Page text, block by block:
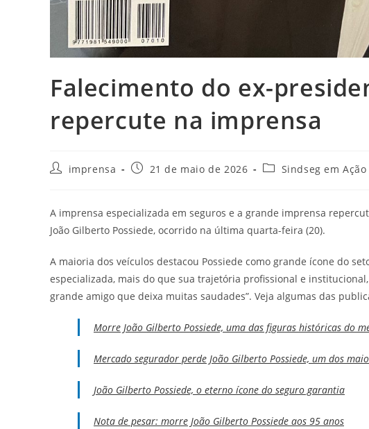
Falecimento do ex-
repercute na imprensa
imprensa 21 de maio de 2026 Sindseg em Ação
A imprensa especializada em seguros e a grande imprensa
João Gilberto Possiede, ocorrido na última quarta-feira (20).
A maioria dos veículos destacou Possiede como grande ícone do
especializada, mais do que sua trajetória profissional e
grande amigo que deixa muitas saudades”. Veja algumas das
Morre João Gilberto Possiede, uma das figuras históricas do
Mercado segurador perde João Gilberto Possiede, um dos
João Gilberto Possiede, o eterno ícone do seguro garantia
Nota de pesar: morre João Gilberto Possiede aos 95 anos